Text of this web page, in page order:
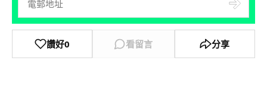
讚好0 看留言 分享